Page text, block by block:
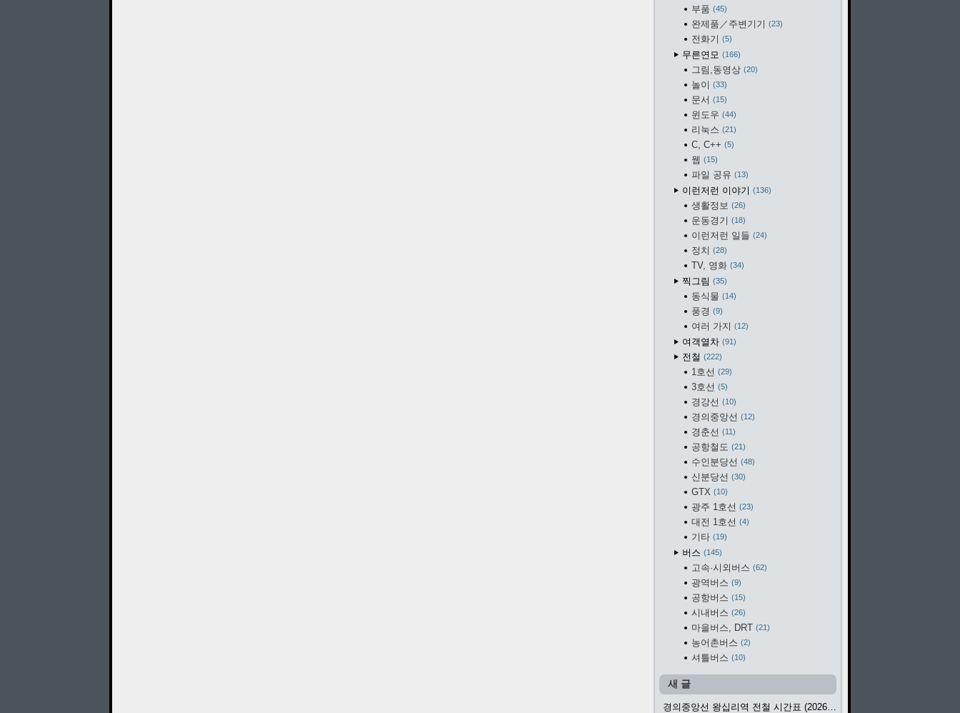
부품 45
완제품／주변기기 23
전화기 5
무른연모 166
그림,동영상 20
놀이 33
문서 15
윈도우 44
리눅스 21
C, C++ 5
웹 15
파일 공유 13
이런저런 이야기 136
생활정보 26
운동경기 18
이런저런 일들 24
정치 28
TV, 영화 34
찍그림 35
동식물 14
풍경 9
여러 가지 12
여객열차 91
전철 222
1호선 29
3호선 5
경강선 10
경의중앙선 12
경춘선 11
공항철도 21
수인분당선 48
신분당선 30
GTX 10
광주 1호선 23
대전 1호선 4
기타 19
버스 145
고속·시외버스 62
광역버스 9
공항버스 15
시내버스 26
마을버스, DRT 21
농어촌버스 2
셔틀버스 10
새 글
경의중앙선 왕십리역 전철 시간표 (2026.4.20~)